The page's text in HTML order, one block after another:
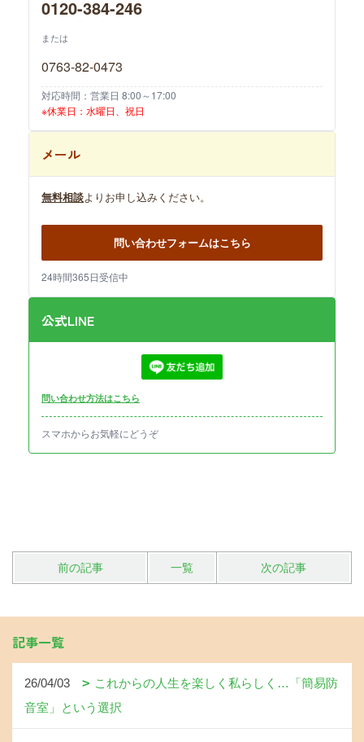
0120-384-246
または
0763-82-0473
対応時間：営業日 8:00～17:00
※休業日：水曜日、祝日
メール
無料相談よりお申し込みください。
問い合わせフォームはこちら
24時間365日受信中
公式LINE
問い合わせ方法はこちら
スマホからお気軽にどうぞ
前の記事 一覧 次の記事
記事一覧
26/04/03
これからの人生を楽しく私らしく…「簡易防
音室」という選択